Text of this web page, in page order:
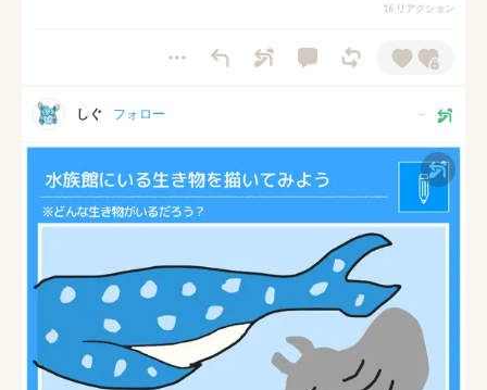
16 リアクション
しぐ フォロー --